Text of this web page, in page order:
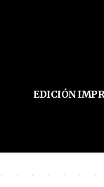
EDICIÓN